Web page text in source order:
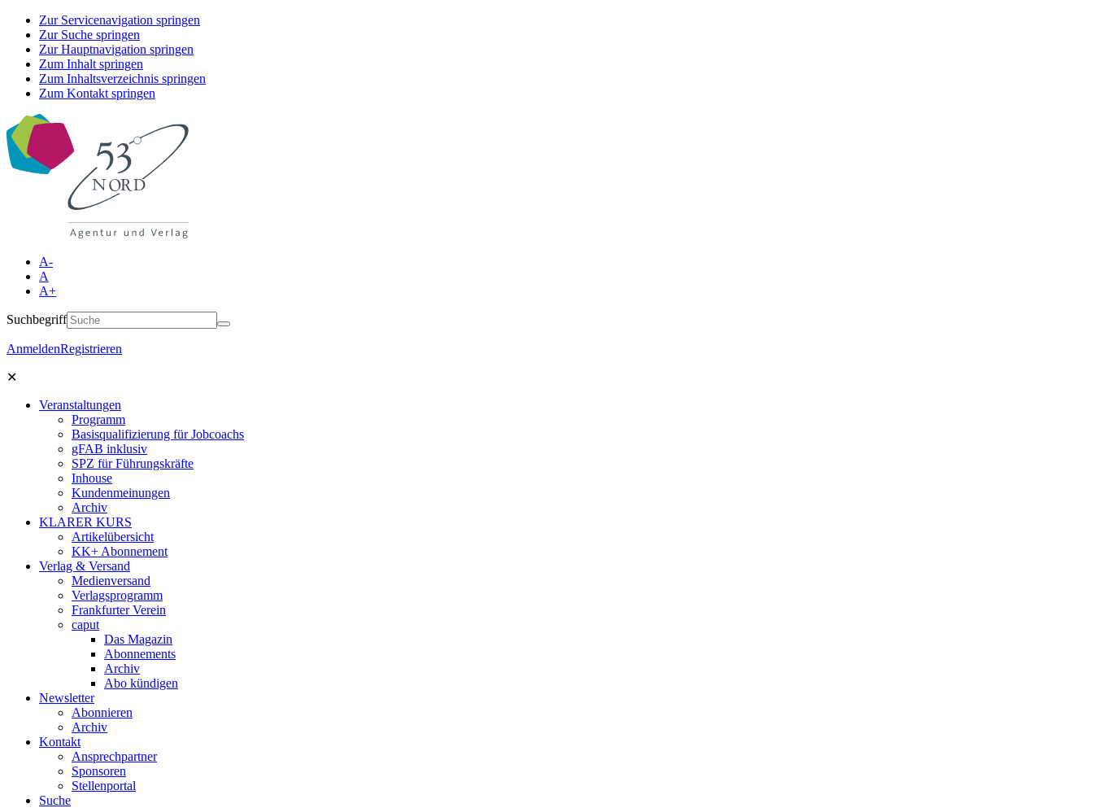
Zur Servicenavigation springen
Zur Suche springen
Zur Hauptnavigation springen
Zum Inhalt springen
Zum Inhaltsverzeichnis springen
Zum Kontakt springen
A-
A
A+
Suchbegriff
AnmeldenRegistrieren
✕
Veranstaltungen
Programm
Basisqualifizierung für Jobcoachs
gFAB inklusiv
SPZ für Führungskräfte
Inhouse
Kundenmeinungen
Archiv
KLARER KURS
Artikelübersicht
KK+ Abonnement
Verlag & Versand
Medienversand
Verlagsprogramm
Frankfurter Verein
caput
Das Magazin
Abonnements
Archiv
Abo kündigen
Newsletter
Abonnieren
Archiv
Kontakt
Ansprechpartner
Sponsoren
Stellenportal
Suche